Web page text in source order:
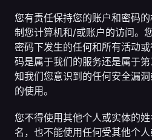
您有责任保持您的账户和密码
制您计算机和/或账户的访问。
密码下发生的任何和所有活动
码是属于我们的服务还是属于
知我们您意识到的任何安全漏
的使用。
您不得使用其他个人或实体的
名，也不能使用任何受其他个